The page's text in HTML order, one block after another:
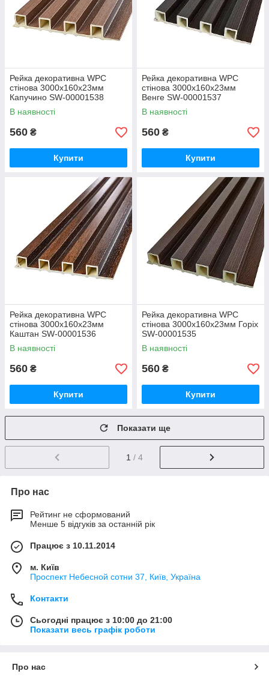
Рейка декоративна WPC
стінова 3000х160х23мм
Капучино SW-00001538
В наявності
560 ₴
Купити
Рейка декоративна WPC
стінова 3000х160х23мм
Венге SW-00001537
В наявності
560 ₴
Купити
Рейка декоративна WPC
стінова 3000х160х23мм
Каштан SW-00001536
В наявності
560 ₴
Купити
Рейка декоративна WPC
стінова 3000х160х23мм Горіх
SW-00001535
В наявності
560 ₴
Купити
Показати ще
1 / 4
Про нас
Рейтинг не сформований
Менше 5 відгуків за останній рік
Працює з 10.11.2014
м. Київ
Проспект Небесной сотни 37, Київ, Україна
Контакти
Сьогодні працює з 10:00 до 21:00
Показати весь графік роботи
Про нас